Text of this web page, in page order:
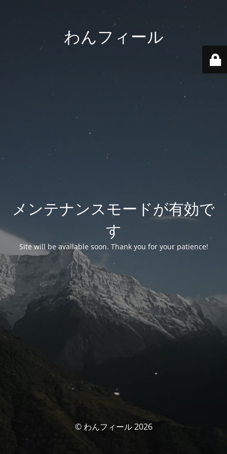
わんフィール
メンテナンスモードが有効で
す
Site will be available soon. Thank you for your patience!
© わんフィール 2026